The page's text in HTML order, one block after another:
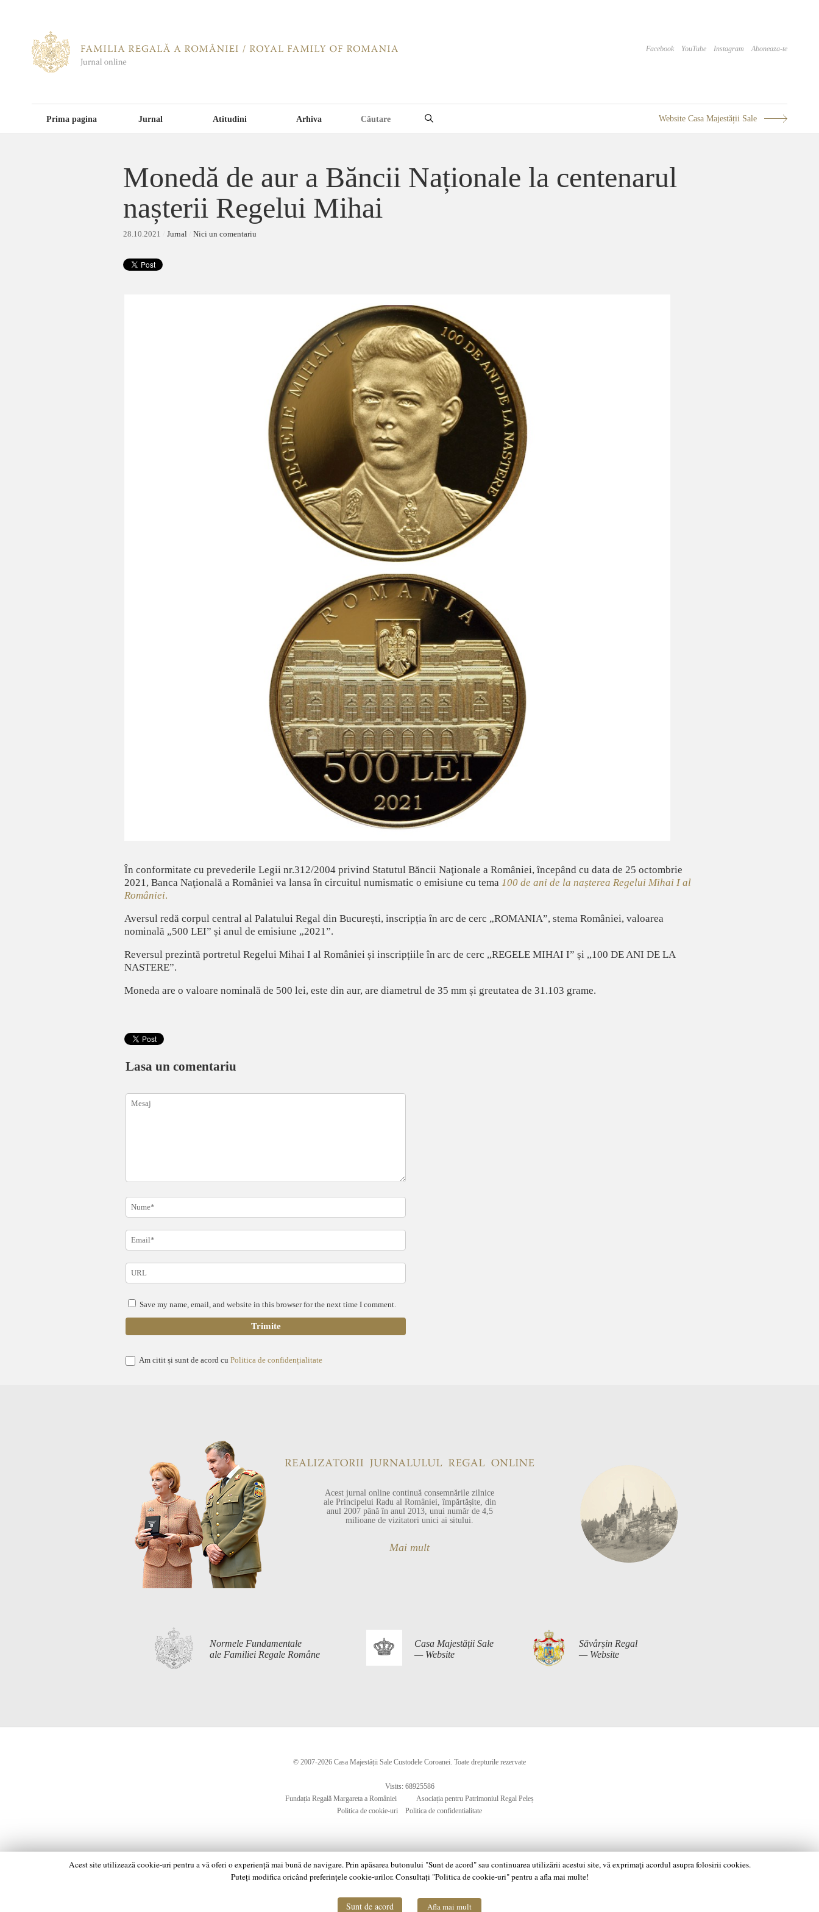
Facebook YouTube Instagram Aboneaza-te
Prima pagina Jurnal Atitudini Arhiva Website Casa Majestății Sale
Monedă de aur a Băncii Naționale la centenarul
nașterii Regelui Mihai
28.10.2021 Jurnal Nici un comentariu
În conformitate cu prevederile Legii nr.312/2004 privind Statutul Băncii Naţionale a României, începând cu data de 25 octombrie
2021, Banca Naţională a României va lansa în circuitul numismatic o emisiune cu tema 100 de ani de la nașterea Regelui Mihai I al
României.
Aversul redă corpul central al Palatului Regal din București, inscripția în arc de cerc „ROMANIA”, stema României, valoarea
nominală „500 LEI” și anul de emisiune „2021”.
Reversul prezintă portretul Regelui Mihai I al României și inscripțiile în arc de cerc ,,REGELE MIHAI I” și ,,100 DE ANI DE LA
NASTERE”.
Moneda are o valoare nominală de 500 lei, este din aur, are diametrul de 35 mm și greutatea de 31.103 grame.
Lasa un comentariu
Save my name, email, and website in this browser for the next time I comment.
Am citit și sunt de acord cu Politica de confidențialitate
Acest jurnal online continuă consemnările zilnice
ale Principelui Radu al României, împărtășite, din
anul 2007 până în anul 2013, unui număr de 4,5
milioane de vizitatori unici ai sitului.
Mai mult
Normele Fundamentale
ale Familiei Regale Române
Casa Majestății Sale
— Website
Săvârșin Regal
— Website
© 2007-2026 Casa Majestății Sale Custodele Coroanei. Toate drepturile rezervate
Visits: 68925586
Fundația Regală Margareta a României
Asociația pentru Patrimoniul Regal Peleș
Politica de cookie-uri
Politica de confidentialitate
Acest site utilizează cookie-uri pentru a vă oferi o experiență mai bună de navigare. Prin apăsarea butonului "Sunt de acord" sau continuarea utilizării acestui site, vă exprimaţi acordul asupra folosirii cookies.
Puteți modifica oricând preferințele cookie-urilor. Consultați "Politica de cookie-uri" pentru a afla mai multe!
Sunt de acord Afla mai mult